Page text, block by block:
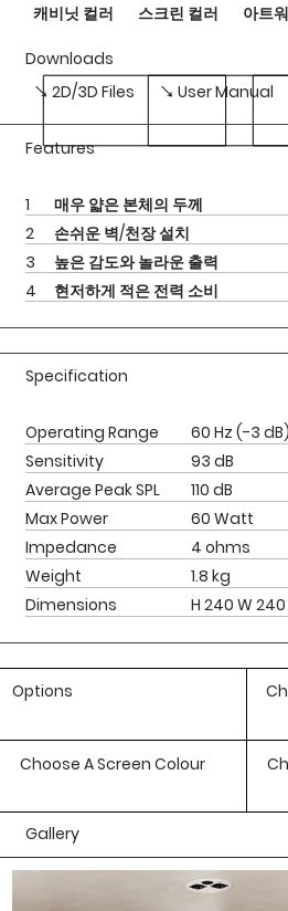
Downloads
캐비닛 컬러
​스크린 컬러 아트
↘ 2D/3D Files ↘ User Manual
Features
매우 얇은 본체의 두께
1
손쉬운 벽/천장 설치
2
높은 감도와 놀라운 출력
3
현저하게 적은 전력 소비
4
Specification
60 Hz (-3
Operating Range
93 dB
Sensitivity
110 dB
Average Peak SPL
60 Watt
Max Power
4 ohms
Impedance
1.8 kg
Weight
H 240 W
Dimensions
Gallery
Options
Choose A Screen Colour